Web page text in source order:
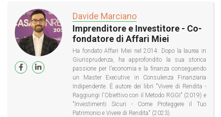
Davide Marciano
Imprenditore e Investitore - Co-
fondatore di Affari Miei
Ha fondato Affari Miei nel 2014. Dopo la laurea in
Giurisprudenza, ha approfondito la sua storica
passione per l'economia e la finanza conseguendo
un Master Executive in Consulenza Finanziaria
Indipendente. É autore dei libri "Vivere di Rendita -
Raggiungi l'Obiettivo con il Metodo RGGI" (2019) e
"Investimenti Sicuri - Come Proteggere il Tuo
Patrimonio e Vivere di Rendita" (2023).